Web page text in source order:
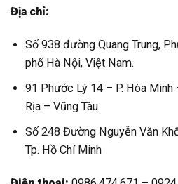
Địa chỉ:
Số 938 đường Quang Trung,
phố Hà Nội, Việt Nam.
91 Phước Lý 14 – P. Hòa Minh
Rịa – Vũng Tàu
Số 248 Đường Nguyễn Văn
Tp. Hồ Chí Minh